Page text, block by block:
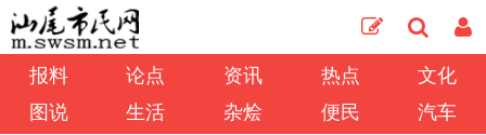
报料 论点 资讯 热点
文化
图说
生活 杂烩 便民 汽车